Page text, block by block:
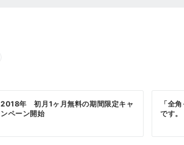
2018年 初月1ヶ月無料の期間限定キャ
ンペーン開始
「全
です。